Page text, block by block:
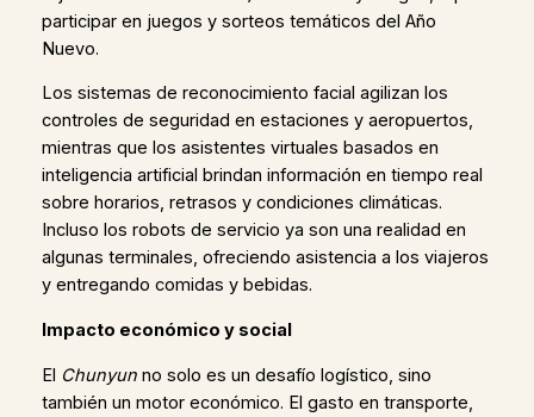
participar en juegos y sorteos temáticos del Año
Nuevo.
Los sistemas de reconocimiento facial agilizan los
controles de seguridad en estaciones y aeropuertos,
mientras que los asistentes virtuales basados en
inteligencia artificial brindan información en tiempo real
sobre horarios, retrasos y condiciones climáticas.
Incluso los robots de servicio ya son una realidad en
algunas terminales, ofreciendo asistencia a los viajeros
y entregando comidas y bebidas.
Impacto económico y social
El Chunyunno solo es un desafío logístico, sino
también un motor económico. El gasto en transporte,